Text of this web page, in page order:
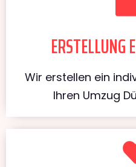
ERSTELLUNG
Wir erstellen ein
Ihren Umzug